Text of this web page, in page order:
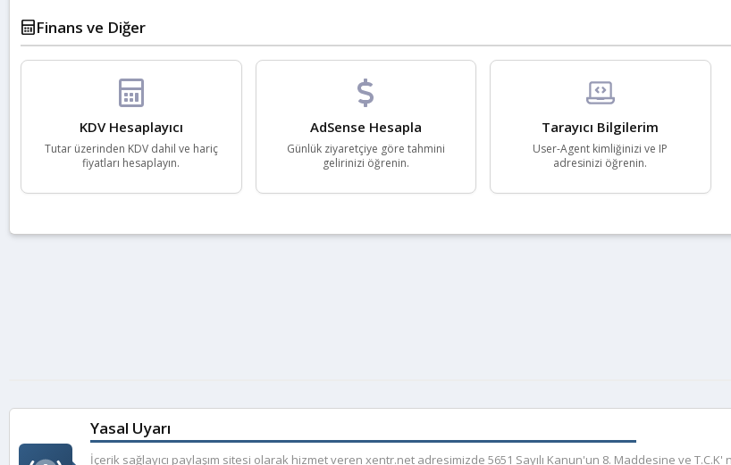
Finans ve Diğer
KDV Hesaplayıcı
Tutar üzerinden KDV dahil ve hariç
fiyatları hesaplayın.
AdSense Hesapla
Günlük ziyaretçiye göre tahmini
gelirinizi öğrenin.
Tarayıcı Bilgilerim
User-Agent kimliğinizi ve IP
adresinizi öğrenin.
Yasal Uyarı
İçerik sağlayıcı paylaşım sitesi olarak hizmet veren xentr.net adresimizde 5651 Sayılı Kanun'un 8. Maddesine ve